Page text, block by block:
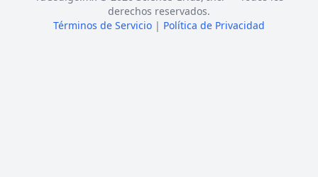
derechos reservados.
Términos de Servicio | Política de Privacidad